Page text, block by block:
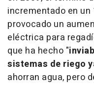
incrementado en un
provocado un
eléctrica para
que ha hecho "
sistemas de riego
ahorran agua, pero